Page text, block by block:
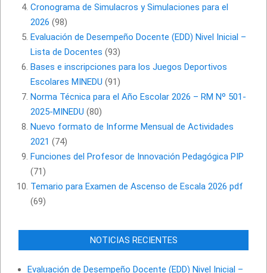
Cronograma de Simulacros y Simulaciones para el
2026 (98)
Evaluación de Desempeño Docente (EDD) Nivel Inicial –
Lista de Docentes (93)
Bases e inscripciones para los Juegos Deportivos
Escolares MINEDU (91)
Norma Técnica para el Año Escolar 2026 – RM Nº 501-
2025-MINEDU (80)
Nuevo formato de Informe Mensual de Actividades
2021 (74)
Funciones del Profesor de Innovación Pedagógica PIP
(71)
Temario para Examen de Ascenso de Escala 2026 pdf
(69)
NOTICIAS RECIENTES
Evaluación de Desempeño Docente (EDD) Nivel Inicial –